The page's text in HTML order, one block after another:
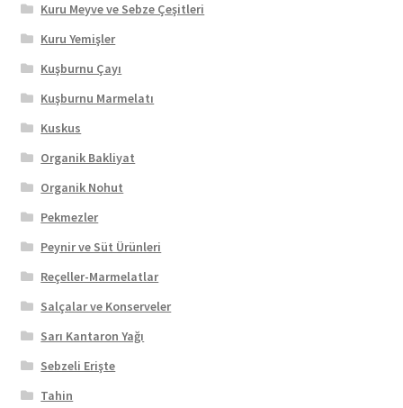
Kuru Meyve ve Sebze Çeşitleri
Kuru Yemişler
Kuşburnu Çayı
Kuşburnu Marmelatı
Kuskus
Organik Bakliyat
Organik Nohut
Pekmezler
Peynir ve Süt Ürünleri
Reçeller-Marmelatlar
Salçalar ve Konserveler
Sarı Kantaron Yağı
Sebzeli Erişte
Tahin